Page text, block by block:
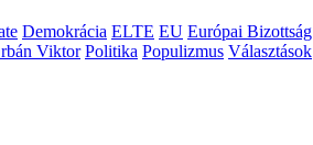
Demokrácia ELTE EU Európai Bizottság
Viktor Politika Populizmus Választások